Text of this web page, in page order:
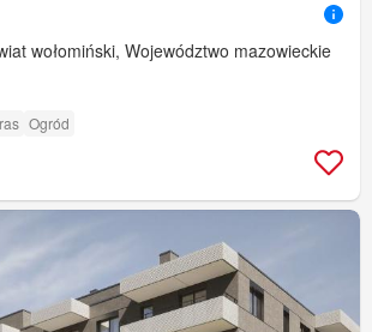
wołomiński, Województwo mazowieckie
Ogród